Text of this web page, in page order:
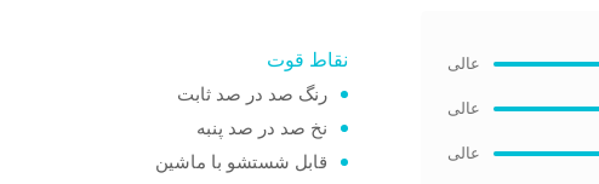
نقاط قوت
رنگ صد در صد ثابت
نخ صد در صد پنبه
قابل شستشو با ماشین